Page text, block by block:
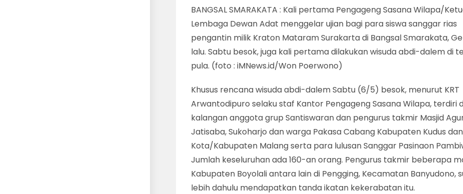
BANGSAL SMARAKATA : Kali pertama Pengageng Sasana Wilapa/
Lembaga Dewan Adat menggelar ujian bagi para siswa sanggar rias
pengantin milik Kraton Mataram Surakarta di Bangsal Smarakata,
lalu. Sabtu besok, juga kali pertama dilakukan wisuda abdi-dalem di
pula. (foto : iMNews.id/Won Poerwono)
Khusus rencana wisuda abdi-dalem Sabtu (6/5) besok, menurut KRT
Arwantodipuro selaku staf Kantor Pengageng Sasana Wilapa, terdiri
kalangan anggota grup Santiswaran dan pengurus takmir Masjid
Jatisaba, Sukoharjo dan warga Pakasa Cabang Kabupaten Kudus dan
Kota/Kabupaten Malang serta para lulusan Sanggar Pasinaon
Jumlah keseluruhan ada 160-an orang. Pengurus takmir beberapa
Kabupaten Boyolali antara lain di Pengging, Kecamatan Banyudono,
lebih dahulu mendapatkan tanda ikatan kekerabatan itu.